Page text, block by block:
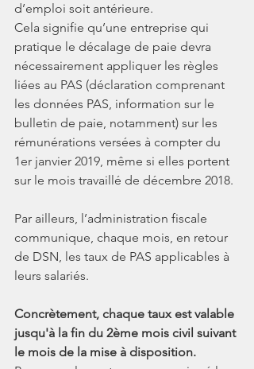
d’emploi soit antérieure.
Cela signifie qu’une entreprise qui
pratique le décalage de paie devra
nécessairement appliquer les règles
liées au PAS (déclaration comprenant
les données PAS, information sur le
bulletin de paie, notamment) sur les
rémunérations versées à compter du
1er janvier 2019, même si elles portent
sur le mois travaillé de décembre 2018.
Par ailleurs, l’administration fiscale
communique, chaque mois, en retour
de DSN, les taux de PAS applicables à
leurs salariés.
Concrètement, chaque taux est valable
jusqu'à la fin du 2ème mois civil suivant
le mois de la mise à disposition.